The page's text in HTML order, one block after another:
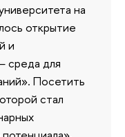
на
открытие
и
среда для
Посетить
стал